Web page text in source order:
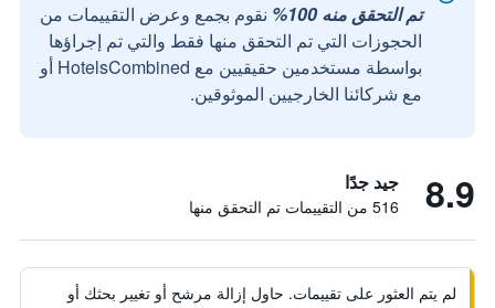
تم التحقق منه 100%
نقوم بجمع وعرض التقييمات من
الحجوزات التي تم التحقق منها فقط والتي تم إجراؤها
بواسطة مستخدمين حقيقيين مع HotelsCombined أو
مع شركائنا الخارجيين الموثوقين.
8.9 جيد جدًا
516 من التقييمات تم التحقق منها
لم يتم العثور على تقييمات. حاول إزالة مرشح أو تغيير بحثك أو